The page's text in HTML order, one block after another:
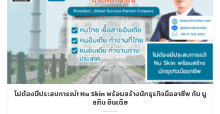
ไม่ต้องมีประสบการณ์! Nu Skin พร้อมสร้างนักธุรกิจมืออาชีพ กับ นู
สกิน อินเดีย